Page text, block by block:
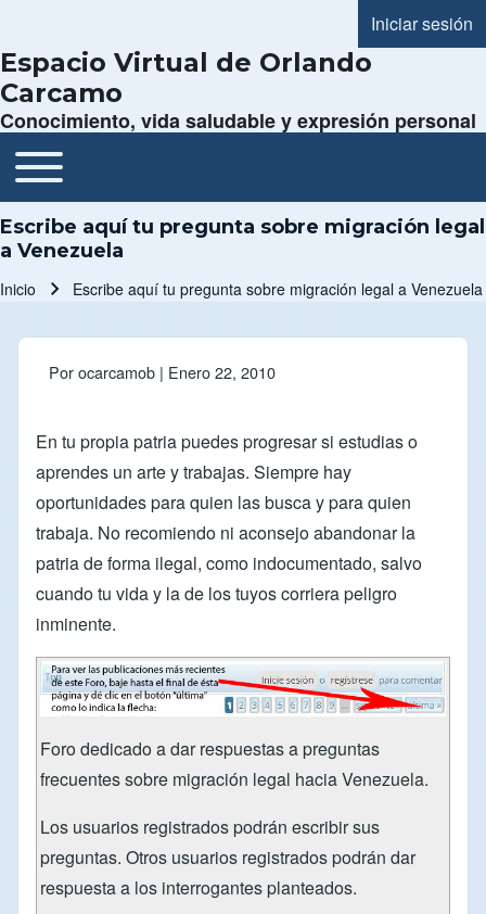
Menú de
Iniciar sesión
Espacio Virtual de Orlando
Carcamo
Conocimiento, vida saludable y expresión personal
Navegación principal
Toggle main menu
Escribe aquí tu pregunta sobre migración legal
a Venezuela
Inicio Escribe aquí tu pregunta sobre migración legal a Venezuela
Porocarcamob | Enero 22, 2010
En tu propia patria puedes progresar si estudias o
aprendes un arte y trabajas. Siempre hay
oportunidades para quien las busca y para quien
trabaja. No recomiendo ni aconsejo abandonar la
patria de forma ilegal, como indocumentado, salvo
cuando tu vida y la de los tuyos corriera peligro
inminente.
Foro dedicado a dar respuestas a preguntas
frecuentes sobre migración legal hacia Venezuela.
Los usuarios registrados podrán escribir sus
preguntas. Otros usuarios registrados podrán dar
respuesta a los interrogantes planteados.